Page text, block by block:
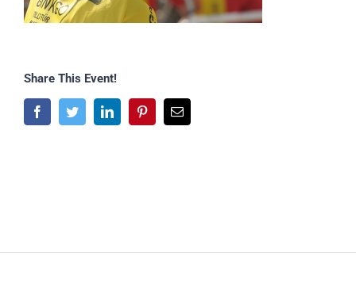
Share This Event!
FacebookTwitterLinkedInPinterestE-
Mail